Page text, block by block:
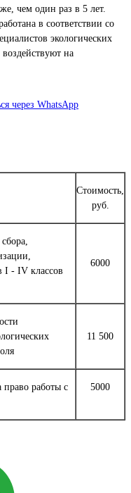
чем один раз в 5 лет.
в соответствии со
экологических
на
через WhatsApp
Стоимость,
руб.
I - IV классов
6000
11 500
право работы с
5000